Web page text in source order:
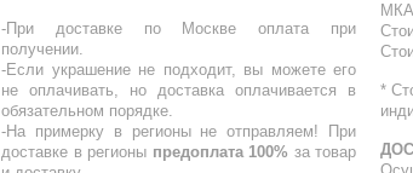
-При доставке по Москве оплата при
получении.
-Если украшение не подходит, вы можете его
не оплачивать, но доставка оплачивается в
обязательном порядке.
-На примерку в регионы не отправляем! При
доставке в регионы предоплата 100% за товар
*